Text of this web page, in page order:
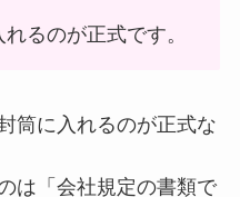
るのが正式です。
筒に入れるのが正式な
は「会社規定の書類で